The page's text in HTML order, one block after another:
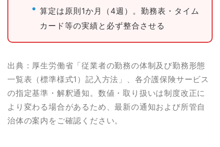
算定は原則1か月（4週）。勤務表・タイム
カード等の実績と必ず整合させる
出典：厚生労働省「従業者の勤務の体制及び勤務形態
一覧表（標準様式1）記入方法」、各介護保険サービス
の指定基準・解釈通知。数値・取り扱いは制度改正に
より変わる場合があるため、最新の通知および所管自
治体の案内をご確認ください。